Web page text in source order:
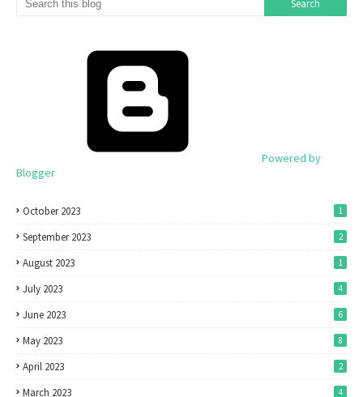
Powered by
Blogger
October 2023 1
September 2023 2
August 2023 1
July 2023 4
June 2023 6
May 2023 8
April 2023 2
March 2023 4